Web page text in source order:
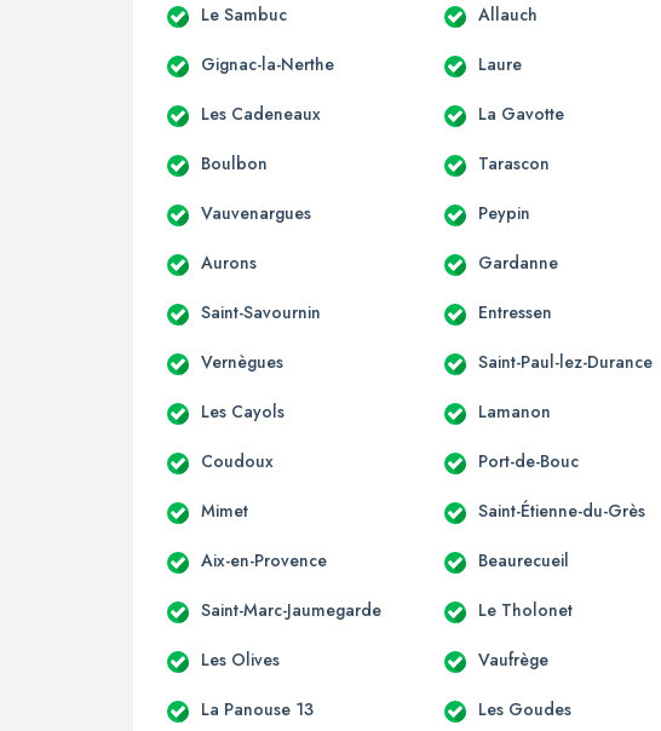
Le Sambuc Allauch
Gignac-la-Nerthe Laure
Les Cadeneaux La Gavotte
Boulbon Tarascon
Vauvenargues Peypin
Aurons Gardanne
Saint-Savournin Entressen
Vernègues Saint-Paul-lez-Durance
Les Cayols Lamanon
Coudoux Port-de-Bouc
Mimet Saint-Étienne-du-Grès
Aix-en-Provence Beaurecueil
Saint-Marc-Jaumegarde Le Tholonet
Les Olives Vaufrège
La Panouse 13 Les Goudes